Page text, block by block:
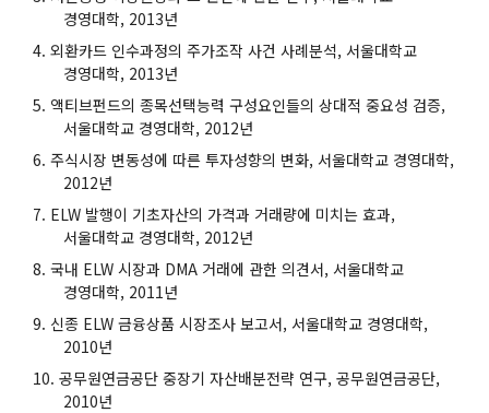
경영대학, 2013년
외환카드 인수과정의 주가조작 사건 사례분석, 서울대학교
경영대학, 2013년
액티브펀드의 종목선택능력 구성요인들의 상대적 중요성 검증,
서울대학교 경영대학, 2012년
주식시장 변동성에 따른 투자성향의 변화, 서울대학교 경영대학,
2012년
ELW 발행이 기초자산의 가격과 거래량에 미치는 효과,
서울대학교 경영대학, 2012년
국내 ELW 시장과 DMA 거래에 관한 의견서, 서울대학교
경영대학, 2011년
신종 ELW 금융상품 시장조사 보고서, 서울대학교 경영대학,
2010년
공무원연금공단 중장기 자산배분전략 연구, 공무원연금공단,
2010년